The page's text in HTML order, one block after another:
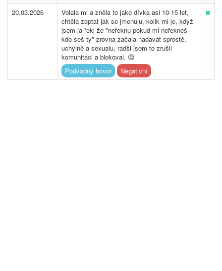
20.03.2026
Volala mi a zněla to jako dívka asi 10-15 let,
chtěla zeptat jak se jmenuju, kolik mi je, když
jsem ja řekl že "neřeknu pokud mi neřekneš
kdo seš ty" zrovna začala nadavát sprostě,
uchylně a sexualu, radši jsem to zrušil
komunitaci a blokoval. 😡
Podvodný hovor
Negativní